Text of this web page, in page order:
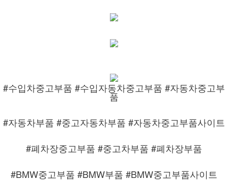
#수입차중고부품 #수입자동차중고부품 #자동차중고부
품
#자동차부품 #중고자동차부품 #자동차중고부품사이트
#폐차장중고부품 #중고차부품 #폐차장부품
#BMW중고부품 #BMW부품 #BMW중고부품사이트